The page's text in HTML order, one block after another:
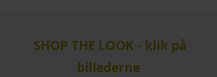
SHOP THE LOOK - klik på
billederne